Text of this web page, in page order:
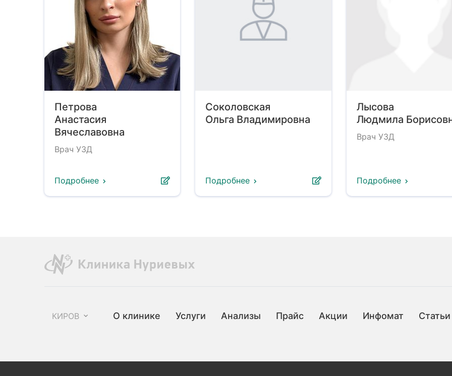
Петрова
Анастасия
Вячеславовна
Врач УЗД
Подробнее
Соколовская
Ольга Владимировна
Подробнее
Лысова
Людмила
Врач УЗД
Подробнее
КИРОВ О клинике Услуги Анализы Прайс Акции Инфомат Статьи